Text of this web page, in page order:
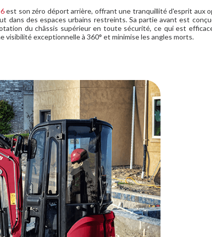
est son zéro déport arrière, offrant une tranquillité d'esprit aux
dans des espaces urbains restreints. Sa partie avant est
du châssis supérieur en toute sécurité, ce qui est
exceptionnelle à 360° et minimise les angles morts.